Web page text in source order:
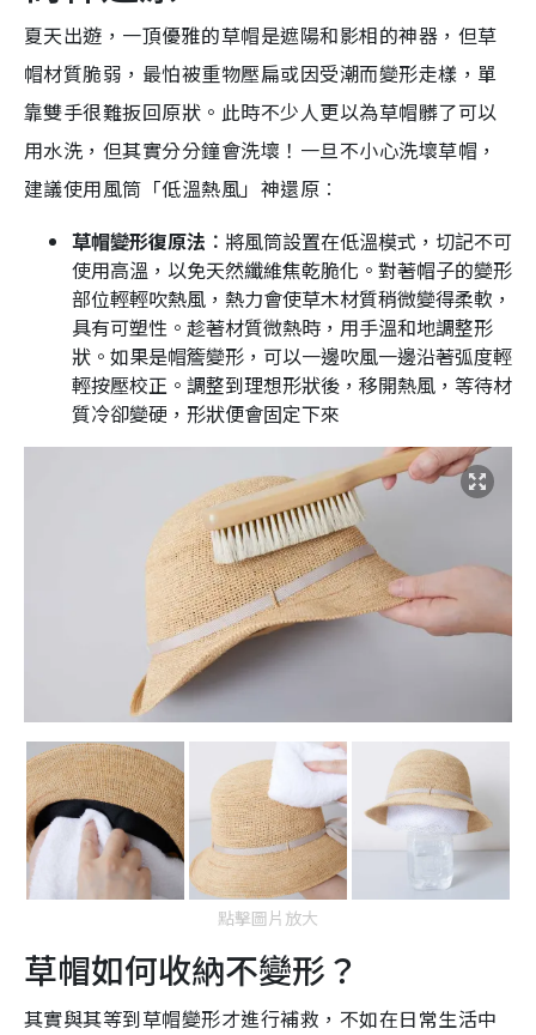
夏天出遊，一頂優雅的草帽是遮陽和影相的神器，但草
帽材質脆弱，最怕被重物壓扁或因受潮而變形走樣，單
靠雙手很難扳回原狀。此時不少人更以為草帽髒了可以
用水洗，但其實分分鐘會洗壞！一旦不小心洗壞草帽，
建議使用風筒「低溫熱風」神還原︰
草帽變形復原法︰ 將風筒設置在低溫模式，切記不可
使用高溫，以免天然纖維焦乾脆化。對著帽子的變形
部位輕輕吹熱風，熱力會使草木材質稍微變得柔軟，
具有可塑性。趁著材質微熱時，用手溫和地調整形
狀。如果是帽簷變形，可以一邊吹風一邊沿著弧度輕
輕按壓校正。調整到理想形狀後，移開熱風，等待材
質冷卻變硬，形狀便會固定下來
點擊圖片放大
草帽如何收納不變形？
其實與其等到草帽變形才進行補救，不如在日常生活中